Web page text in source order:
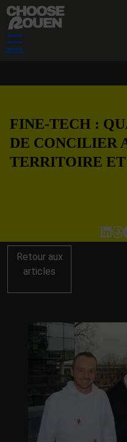
☰
FINE-TECH :
DE CONCILIER
TERRITOIRE
Retour aux
articles